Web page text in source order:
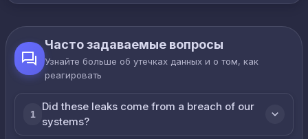
Часто задаваемые вопросы
Узнайте больше об утечках данных и о том, как
реагировать
1
Did these leaks come from a breach of our
systems?